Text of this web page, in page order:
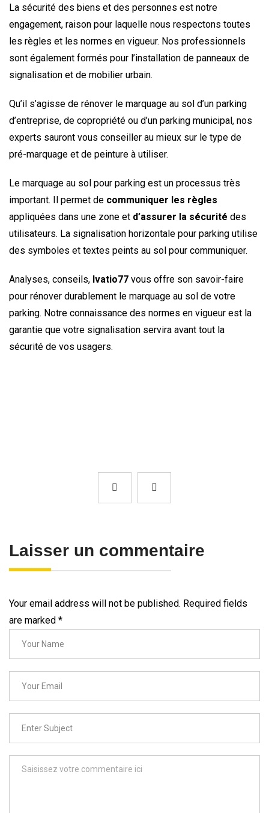
La sécurité des biens et des personnes est notre
engagement, raison pour laquelle nous respectons toutes
les règles et les normes en vigueur. Nos professionnels
sont également formés pour l’installation de panneaux de
signalisation et de mobilier urbain.
Qu’il s’agisse de rénover le marquage au sol d’un parking
d’entreprise, de copropriété ou d’un parking municipal, nos
experts sauront vous conseiller au mieux sur le type de
pré-marquage et de peinture à utiliser.
Le marquage au sol pour parking est un processus très
important. Il permet de communiquer les règles
appliquées dans une zone et d’assurer la sécurité des
utilisateurs. La signalisation horizontale pour parking utilise
des symboles et textes peints au sol pour communiquer.
Analyses, conseils, Ivatio77 vous offre son savoir-faire
pour rénover durablement le marquage au sol de votre
parking. Notre connaissance des normes en vigueur est la
garantie que votre signalisation servira avant tout la
sécurité de vos usagers.
Laisser un commentaire
Your email address will not be published. Required fields
are marked *